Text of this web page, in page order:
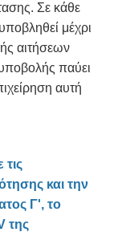
Σε κάθε
μέχρι
αιτήσεων
παύει
αυτή
και την
Γ', το
της